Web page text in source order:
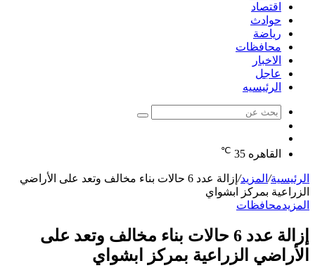
اقتصاد
حوادث
رياضة
محافظات
الاخبار
عاجل
الرئيسيه
بحث
عشوائي
القاهره 35
℃
الرئيسية/ المزيد/
إزالة عدد 6 حالات بناء مخالف وتعد على الأراضي
الزراعية بمركز ابشواي
المزيدمحافظات
إزالة عدد 6 حالات بناء مخالف وتعد على
الأراضي الزراعية بمركز ابشواي